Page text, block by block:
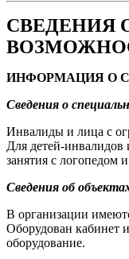
СВЕДЕНИЯ
ИНФОРМАЦИЯ О
Сведения о
Инвалиды и лица с
Для детей-инвалидов
занятия с логопедом
Сведения об
В организации
Оборудован кабинет
оборудование.